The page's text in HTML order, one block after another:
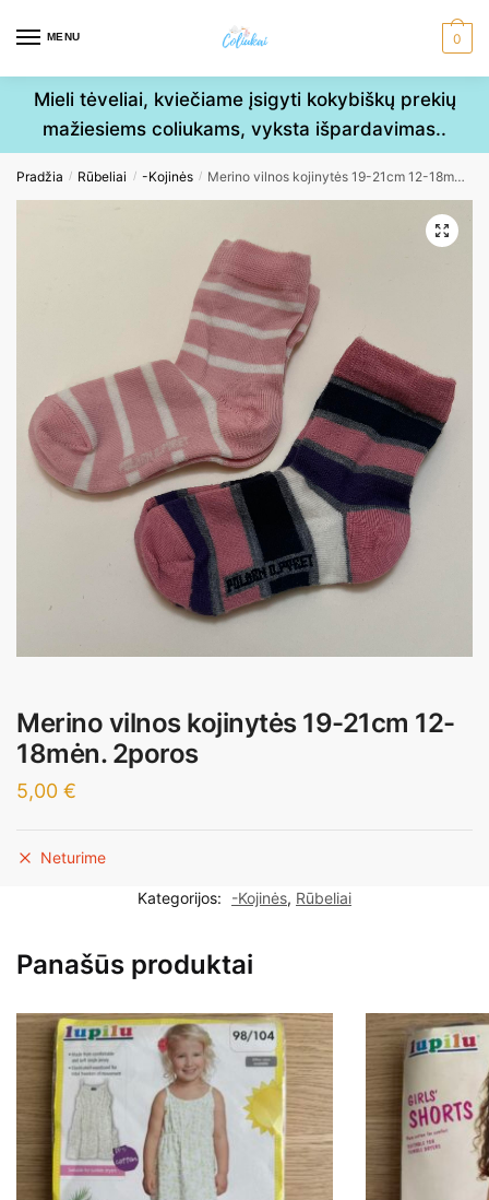
MENU 0
Mieli tėveliai, kviečiame įsigyti kokybiškų prekių
mažiesiems coliukams, vyksta išpardavimas..
Pradžia / Rūbeliai / -Kojinės / Merino vilnos kojinytės 19-21cm 12-18mėn. 2poros
Merino vilnos kojinytės 19-21cm 12-
18mėn. 2poros
5,00 €
Neturime
Kategorijos: -Kojinės, Rūbeliai
Panašūs produktai